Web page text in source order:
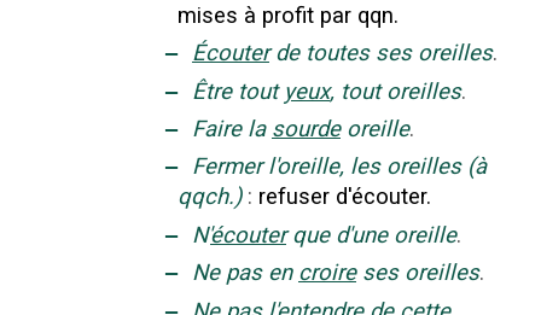
mises à profit par qqn.
‒ Écouter de toutes ses oreilles.
‒ Être tout yeux, tout oreilles.
‒ Faire la sourde oreille.
‒ Fermer l'oreille, les oreilles (à
qqch.) : refuser d'écouter.
‒ N'écouter que d'une oreille.
‒ Ne pas en croire ses oreilles.